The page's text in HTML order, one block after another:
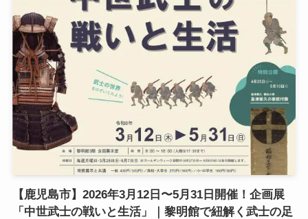
【鹿児島市】2026年3月12日〜5月31日開催！企画展
「中世武士の戦いと生活」｜黎明館で紐解く武士の足